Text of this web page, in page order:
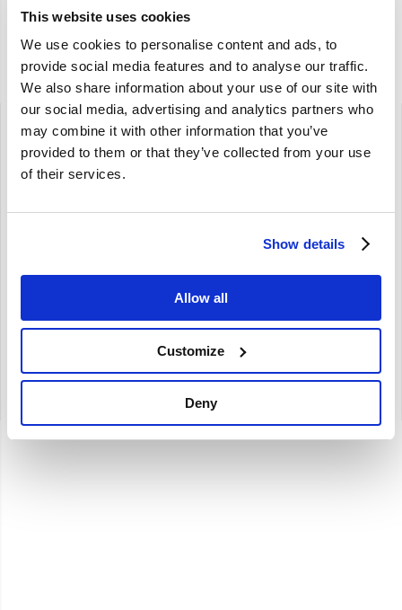
This website uses cookies
We use cookies to personalise content and ads, to
provide social media features and to analyse our traffic.
We also share information about your use of our site with
our social media, advertising and analytics partners who
may combine it with other information that you’ve
provided to them or that they’ve collected from your use
of their services.
Show details
Allow all
Customize
Deny
OE referentie
Gerelateerde artikelen
B18 B20 B30
€9,25
7,64
Artikelnummer: 191523